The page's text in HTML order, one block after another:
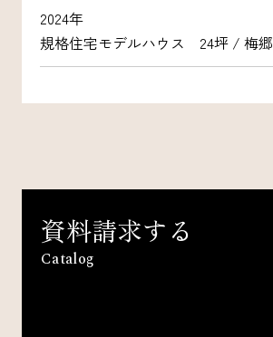
2024年
規格住宅モデルハウス 24坪 / 梅郷
資料請求する
Catalog